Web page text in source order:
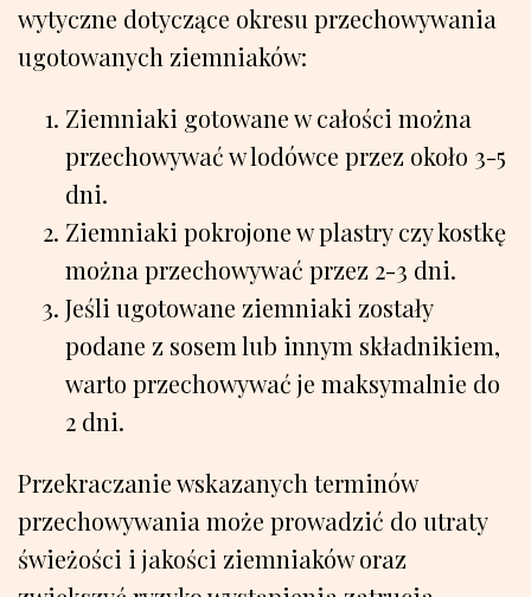
wytyczne dotyczące okresu przechowywania
ugotowanych ziemniaków:
Ziemniaki gotowane w całości można
przechowywać w lodówce przez około 3-5
dni.
Ziemniaki pokrojone w plastry czy kostkę
można przechowywać przez 2-3 dni.
Jeśli ugotowane ziemniaki zostały
podane z sosem lub innym składnikiem,
warto przechowywać je maksymalnie do
2 dni.
Przekraczanie wskazanych terminów
przechowywania może prowadzić do utraty
świeżości i jakości ziemniaków oraz